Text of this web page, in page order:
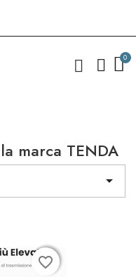
marca TENDA

favorite_border
favorite_border